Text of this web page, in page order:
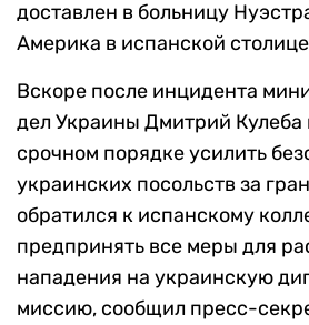
доставлен в больницу
Америка в испанской
Вскоре после инцидента
дел Украины Дмитрий Кулеба
срочном порядке усилить
украинских посольств за
обратился к испанскому
предпринять все меры для
нападения на украинскую
миссию, сообщил пресс-